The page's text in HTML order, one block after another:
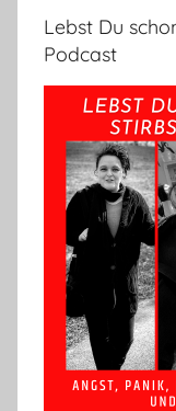
Lebst Du
Podcast